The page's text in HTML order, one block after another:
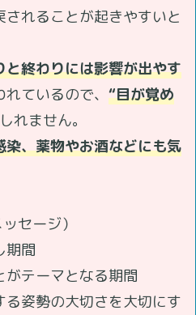
れることが起きやすいと
と終わりには影響が出やす
ているので、 “目が覚め
しれません。
、薬物やお酒などにも気
セージ）
期間
がテーマとなる期間
る姿勢の大切さを大切にす